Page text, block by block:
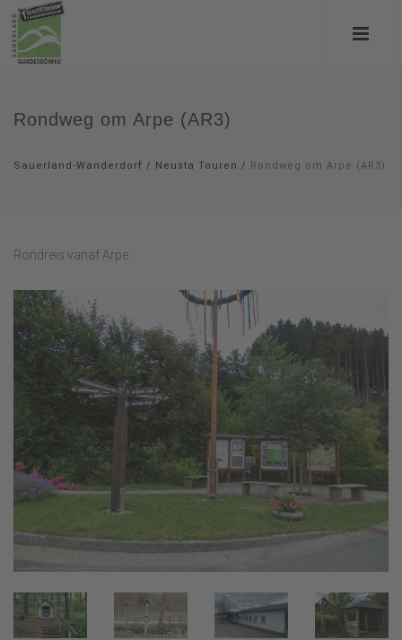
Rondweg om Arpe (AR3)
Sauerland-Wanderdorf / Neusta Touren / Rondweg om Arpe (AR3)
Rondreis vanaf Arpe.